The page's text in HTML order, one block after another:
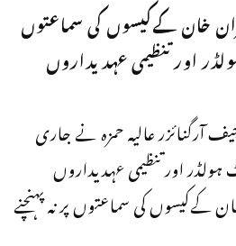
خان کےکیسوں کی سماعتوں
اور تنظیمی عہدیداروں
آرگنائزر عالیہ حمزہ نے جاری
اور تنظیمی عہدیداروں
کےکیسوں کی سماعتوں پر نہ پہنچنے